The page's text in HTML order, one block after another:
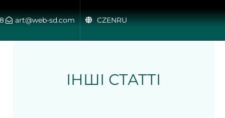
art@web-sd.com CZENRU
ІНШІ СТАТТІ